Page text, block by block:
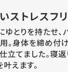
ストレスフ
ゆとりを持たせ、
。身体を締め付
立てました。寝返
えます。